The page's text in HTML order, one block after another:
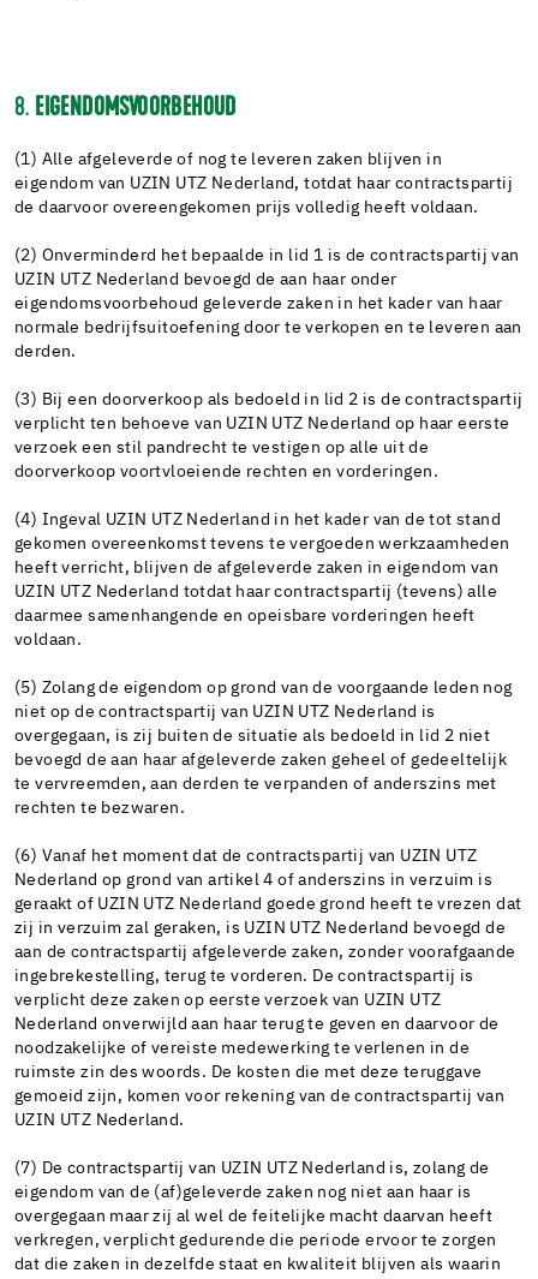
8. EIGENDOMSVOORBEHOUD
(1) Alle afgeleverde of nog te leveren zaken blijven in
eigendom van UZIN UTZ Nederland, totdat haar contractspartij
de daarvoor overeengekomen prijs volledig heeft voldaan.
(2) Onverminderd het bepaalde in lid 1 is de contractspartij van
UZIN UTZ Nederland bevoegd de aan haar onder
eigendomsvoorbehoud geleverde zaken in het kader van haar
normale bedrijfsuitoefening door te verkopen en te leveren aan
derden.
(3) Bij een doorverkoop als bedoeld in lid 2 is de contractspartij
verplicht ten behoeve van UZIN UTZ Nederland op haar eerste
verzoek een stil pandrecht te vestigen op alle uit de
doorverkoop voortvloeiende rechten en vorderingen.
(4) Ingeval UZIN UTZ Nederland in het kader van de tot stand
gekomen overeenkomst tevens te vergoeden werkzaamheden
heeft verricht, blijven de afgeleverde zaken in eigendom van
UZIN UTZ Nederland totdat haar contractspartij (tevens) alle
daarmee samenhangende en opeisbare vorderingen heeft
voldaan.
(5) Zolang de eigendom op grond van de voorgaande leden nog
niet op de contractspartij van UZIN UTZ Nederland is
overgegaan, is zij buiten de situatie als bedoeld in lid 2 niet
bevoegd de aan haar afgeleverde zaken geheel of gedeeltelijk
te vervreemden, aan derden te verpanden of anderszins met
rechten te bezwaren.
(6) Vanaf het moment dat de contractspartij van UZIN UTZ
Nederland op grond van artikel 4 of anderszins in verzuim is
geraakt of UZIN UTZ Nederland goede grond heeft te vrezen dat
zij in verzuim zal geraken, is UZIN UTZ Nederland bevoegd de
aan de contractspartij afgeleverde zaken, zonder voorafgaande
ingebrekestelling, terug te vorderen. De contractspartij is
verplicht deze zaken op eerste verzoek van UZIN UTZ
Nederland onverwijld aan haar terug te geven en daarvoor de
noodzakelijke of vereiste medewerking te verlenen in de
ruimste zin des woords. De kosten die met deze teruggave
gemoeid zijn, komen voor rekening van de contractspartij van
UZIN UTZ Nederland.
(7) De contractspartij van UZIN UTZ Nederland is, zolang de
eigendom van de (af)geleverde zaken nog niet aan haar is
overgegaan maar zij al wel de feitelijke macht daarvan heeft
verkregen, verplicht gedurende die periode ervoor te zorgen
dat die zaken in dezelfde staat en kwaliteit blijven als waarin